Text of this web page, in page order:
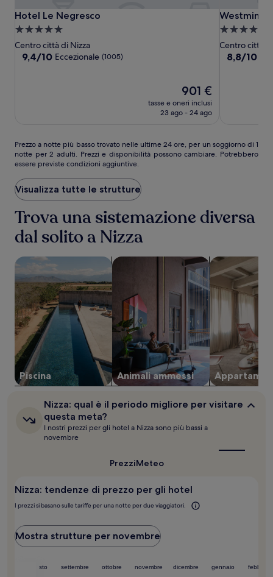
Hotel
Le
Negresco
Hotel
Le
Negresco
Hotel Le Negresco
Hotel Le Negresco
Struttura
a
5.0
Centro città di Nizza
9.4
9,4/10 Eccezionale (1005)
Il
prezzo
attuale
901 €
tasse e oneri inclusi
23 ago - 24 ago
Hotel
&
Spa
Nice
Struttura
a
4.0
Centro città
8.8
8,8/10
Prezzo
a
notte
più
basso
trovato
nelle
ultime
24
ore,
un
soggiorno
di
notte
per
2
adulti.
Prezzi
e
disponibilità
possono
Potrebbero
essere
previste
condizioni
Prezzo a notte più basso trovato nelle ultime 24 ore, per un soggiorno di 1
notte per 2 adulti. Prezzi e disponibilità possono cambiare. Potrebbero
essere previste condizioni aggiuntive.
Visualizza tutte le strutture
Trova una sistemazione diversa
dal solito a Nizza
Piscina
cerca strutture con piscina
Animali ammessi
cerca strutture che ammettono
cerca
Nizza:
è
il
periodo
meta?
Nizza: qual è il periodo migliore per visitare
questa meta?
I nostri prezzi per gli hotel a Nizza sono più bassi a
novembre
PrezziMeteo
Nizza: tendenze di prezzo per gli hotel
I prezzi si basano sulle tariffe per una notte per due viaggiatori.
Mostra strutture per novembre
agosto settembre ottobre novembre dicembre gennaio febbraio